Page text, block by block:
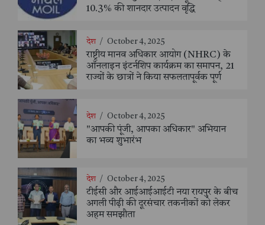
10.3% की शानदार उत्पादन वृद्धि
देश / October 4, 2025
राष्ट्रीय मानव अधिकार आयोग (NHRC) के
ऑनलाइन इंटर्नशिप कार्यक्रम का समापन, 21
राज्यों के छात्रों ने किया सफलतापूर्वक पूर्ण
देश / October 4, 2025
"आपकी पूंजी, आपका अधिकार" अभियान
का भव्य शुभारंभ
देश / October 4, 2025
टीईसी और आईआईआईटी नया रायपुर के बीच
अगली पीढ़ी की दूरसंचार तकनीकों को लेकर
अहम समझौता